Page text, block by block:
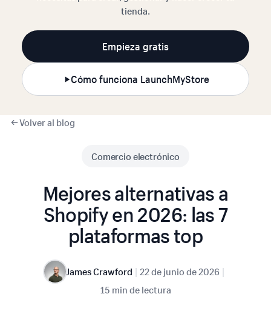
tienda.
Empieza gratis
Cómo funciona LaunchMyStore
Volver al blog
Comercio electrónico
Mejores alternativas a
Shopify en 2026: las 7
plataformas top
James Crawford | 22 de junio de 2026 |
15 min de lectura